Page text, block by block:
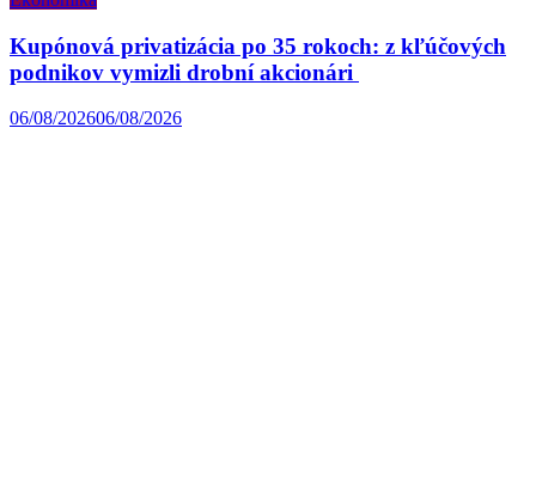
Kupónová privatizácia po 35 rokoch: z kľúčových
podnikov vymizli drobní akcionári
06/08/202606/08/2026